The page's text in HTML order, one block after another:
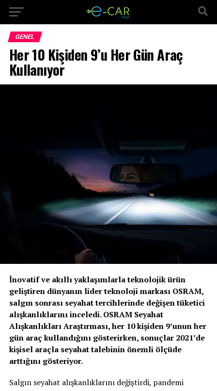
GENEL
Her 10 Kişiden 9’u Her Gün Araç
Kullanıyor
İnovatif ve akıllı yaklaşımlarla teknolojik ürün
geliştiren dünyanın lider teknoloji markası OSRAM,
salgın sonrası seyahat tercihlerinde değişen tüketici
alışkanlıklarını inceledi. OSRAM Seyahat
Alışkanlıkları Araştırması, her 10 kişiden 9’unun her
gün araç kullandığını gösterirken, sonuçlar 2021’de
kişisel araçla seyahat talebinin önemli ölçüde
arttığını gösteriyor.
Salgın seyahat alışkanlıklarını değiştirdi, pandemi